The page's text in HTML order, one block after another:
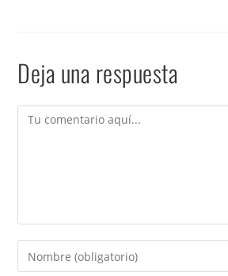
Deja una respuesta